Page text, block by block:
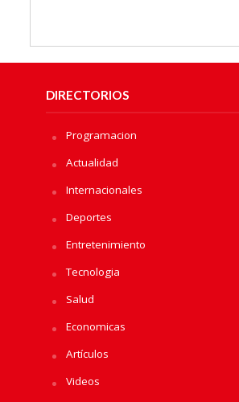
DIRECTORIOS
Programacion
Actualidad
Internacionales
Deportes
Entretenimiento
Tecnologia
Salud
Economicas
Artículos
Videos